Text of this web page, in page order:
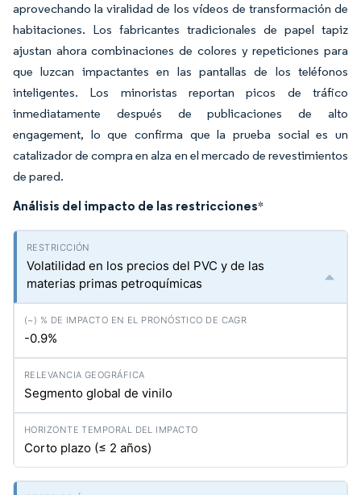
aprovechando la viralidad de los vídeos de transformación de
habitaciones. Los fabricantes tradicionales de papel tapiz
ajustan ahora combinaciones de colores y repeticiones para
que luzcan impactantes en las pantallas de los teléfonos
inteligentes. Los minoristas reportan picos de tráfico
inmediatamente después de publicaciones de alto
engagement, lo que confirma que la prueba social es un
catalizador de compra en alza en el mercado de revestimientos
de pared.
Análisis del impacto de las restricciones*
Volatilidad en los precios del PVC y de las
materias primas petroquímicas
-0.9%
Segmento global de vinilo
Corto plazo (≤ 2 años)